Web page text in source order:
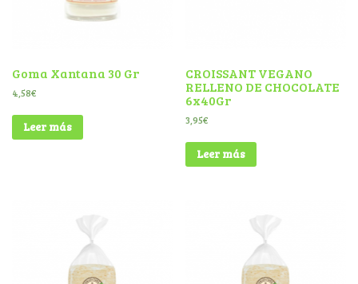
Goma Xantana 30 Gr
4,58€
Leer más
CROISSANT VEGANO
RELLENO DE CHOCOLATE
6x40Gr
3,95€
Leer más